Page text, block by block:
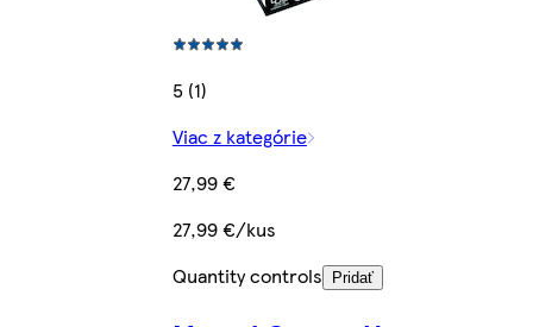
5 (1)
Viac z kategórie
27,99 €
27,99 €/kus
Quantity controls
Pridať